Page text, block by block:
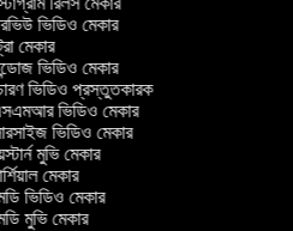
ভিডিও মেকার
মেকার
ভিডিও মেকার
ভিডিও প্রস্তুতকারক
ভিডিও মেকার
ভিডিও মেকার
মুভি মেকার
মেকার
ভিডিও মেকার
মুভি মেকার